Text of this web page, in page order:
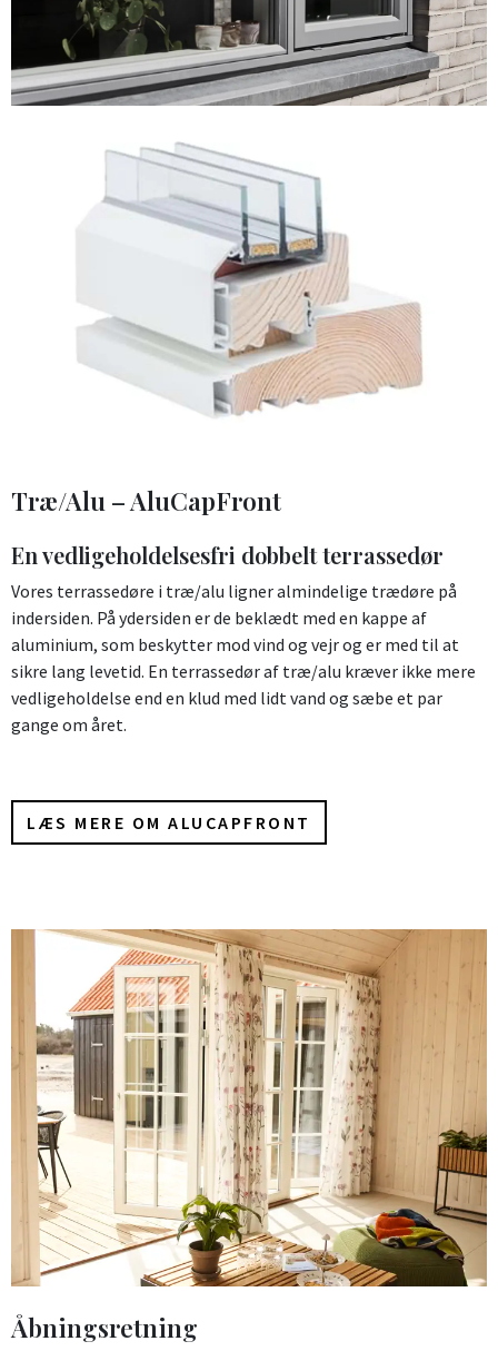
Træ/Alu – AluCapFront
En vedligeholdelsesfri dobbelt terrassedør
Vores terrassedøre i træ/alu ligner almindelige trædøre på
indersiden. På ydersiden er de beklædt med en kappe af
aluminium, som beskytter mod vind og vejr og er med til at
sikre lang levetid. En terrassedør af træ/alu kræver ikke mere
vedligeholdelse end en klud med lidt vand og sæbe et par
gange om året.
LÆS MERE OM ALUCAPFRONT
Åbningsretning